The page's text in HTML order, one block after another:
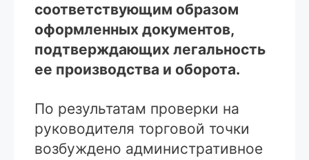
соответствующим образом
оформленных документов,
подтверждающих легальность
ее производства и оборота.
По результатам проверки на
руководителя торговой точки
возбуждено административное